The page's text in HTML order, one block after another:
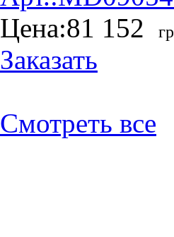
Цена:81 152
Заказать
Смотреть все